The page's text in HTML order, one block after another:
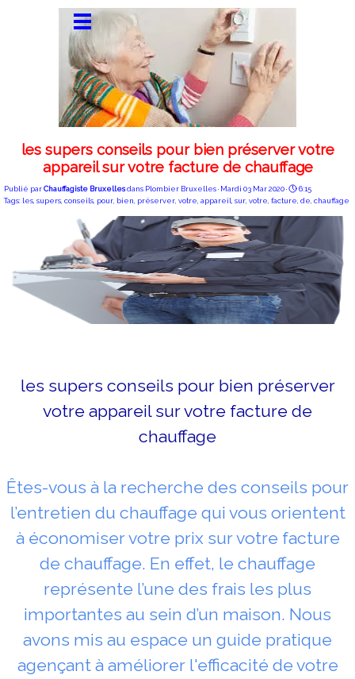
les supers conseils pour bien préserver votre
appareil sur votre facture de chauffage
Publié parChauffagiste Bruxellesdans Plombier Bruxelles· Mardi 03 Mar 2020 ·
6:15
Tags: les supers conseils pour bien préserver votre appareil sur votre facture de chauffage
les supers conseils pour bien préserver
votre appareil sur votre facture de
chauffage
Êtes-vous à la recherche des conseils pour
l’entretien du chauffage qui vous orientent
à économiser votre prix sur votre facture
de chauffage. En effet, le chauffage
représente l’une des frais les plus
importantes au sein d’un maison. Nous
avons mis au espace un guide pratique
agençant à améliorer l'efficacité de votre